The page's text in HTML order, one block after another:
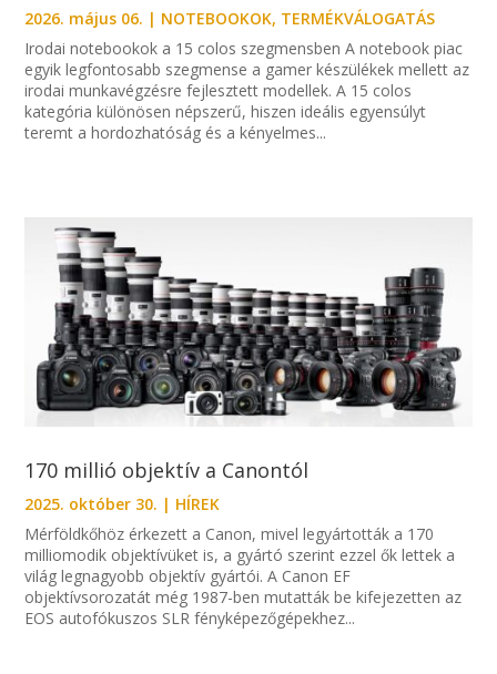
2026. május 06. | NOTEBOOKOK, TERMÉKVÁLOGATÁS
Irodai notebookok a 15 colos szegmensben A notebook piac
egyik legfontosabb szegmense a gamer készülékek mellett az
irodai munkavégzésre fejlesztett modellek. A 15 colos
kategória különösen népszerű, hiszen ideális egyensúlyt
teremt a hordozhatóság és a kényelmes...
170 millió objektív a Canontól
2025. október 30. | HÍREK
Mérföldkőhöz érkezett a Canon, mivel legyártották a 170
milliomodik objektívüket is, a gyártó szerint ezzel ők lettek a
világ legnagyobb objektív gyártói. A Canon EF
objektívsorozatát még 1987-ben mutatták be kifejezetten az
EOS autofókuszos SLR fényképezőgépekhez...